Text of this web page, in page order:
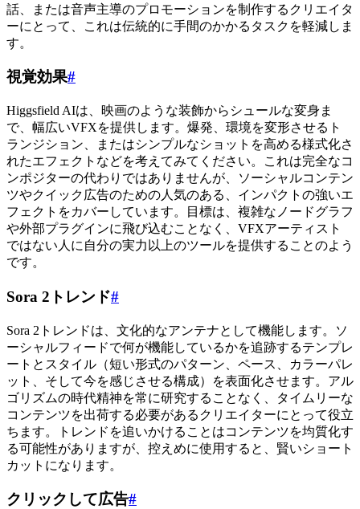
話、または音声主導のプロモーションを制作するクリエイタ
ーにとって、これは伝統的に手間のかかるタスクを軽減しま
す。
視覚効果#
Higgsfield AIは、映画のような装飾からシュールな変身ま
で、幅広いVFXを提供します。爆発、環境を変形させるト
ランジション、またはシンプルなショットを高める様式化さ
れたエフェクトなどを考えてみてください。これは完全なコ
ンポジターの代わりではありませんが、ソーシャルコンテン
ツやクイック広告のための人気のある、インパクトの強いエ
フェクトをカバーしています。目標は、複雑なノードグラフ
や外部プラグインに飛び込むことなく、VFXアーティスト
ではない人に自分の実力以上のツールを提供することのよう
です。
Sora 2トレンド#
Sora 2トレンドは、文化的なアンテナとして機能します。ソ
ーシャルフィードで何が機能しているかを追跡するテンプレ
ートとスタイル（短い形式のパターン、ペース、カラーパレ
ット、そして今を感じさせる構成）を表面化させます。アル
ゴリズムの時代精神を常に研究することなく、タイムリーな
コンテンツを出荷する必要があるクリエイターにとって役立
ちます。トレンドを追いかけることはコンテンツを均質化す
る可能性がありますが、控えめに使用すると、賢いショート
カットになります。
クリックして広告#